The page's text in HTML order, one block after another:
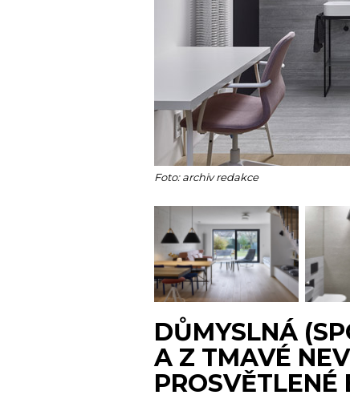
Foto: archiv redakce
DŮMYSLNÁ
A Z TMAVÉ
PROSVĚTLENÉ